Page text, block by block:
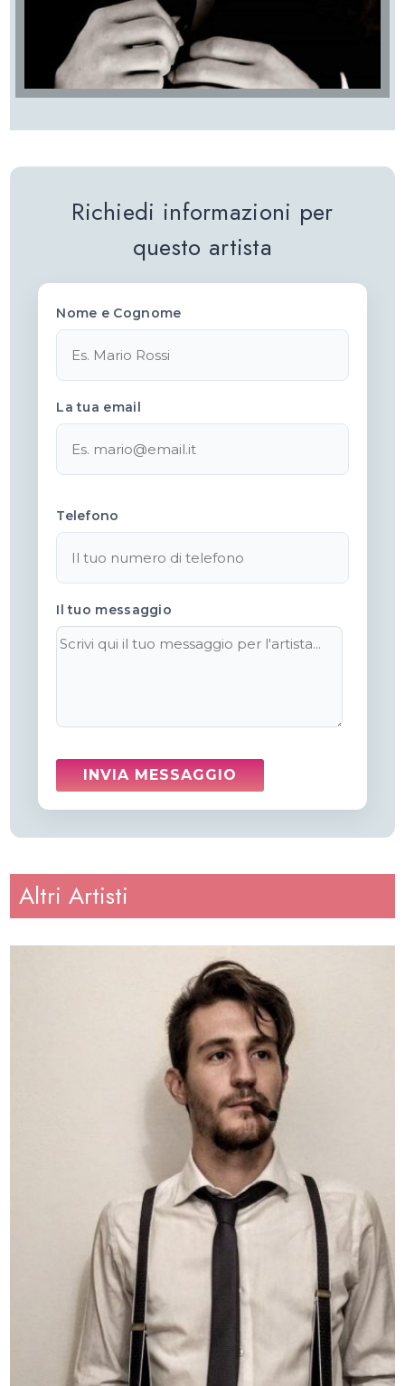
Richiedi informazioni per
questo artista
Nome e Cognome
La tua email
Telefono
Il tuo messaggio
Altri Artisti